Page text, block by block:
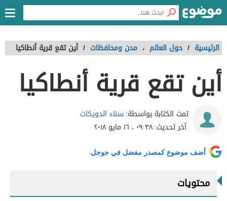
الرئيسية / حول العالم ، مدن ومحافظات / أين تقع قرية أنطاكيا
أين تقع قرية أنطاكيا
تمت الكتابة بواسطة:سناء الدويكات
آخر تحديث:٠٩:٣٨ ، ١٦ مايو ٢٠١٨
أضف موضوع كمصدر مفضل في جوجل
محتويات